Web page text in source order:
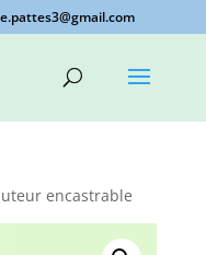
encastrable